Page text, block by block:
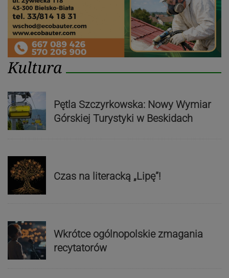
Kultura
Pętla Szczyrkowska: Nowy Wymiar
Górskiej Turystyki w Beskidach
Czas na literacką „Lipę”!
Wkrótce ogólnopolskie zmagania
recytatorów